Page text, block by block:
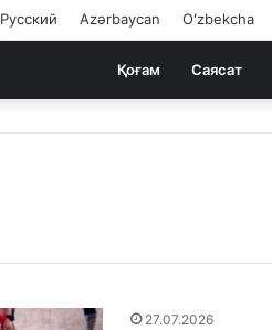
Русский Azərbaycan Oʻzbekcha
Қоғам Саясат
27.07.2026